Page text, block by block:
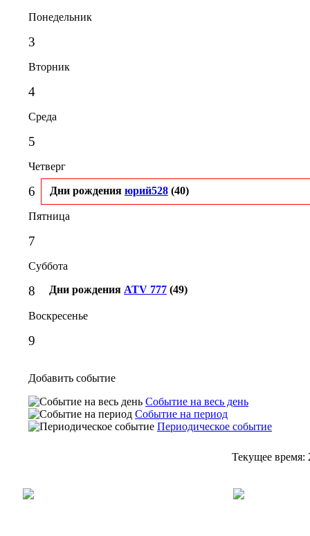
Понедельник
3
Вторник
4
Среда
5
Четверг
6 Дни рождения юрий528 (40)
Пятница
7
Суббота
8 Дни рождения ATV 777 (49)
Воскресенье
9
Добавить событие
Событие на весь день
Событие на период
Периодическое событие
Текущее время: